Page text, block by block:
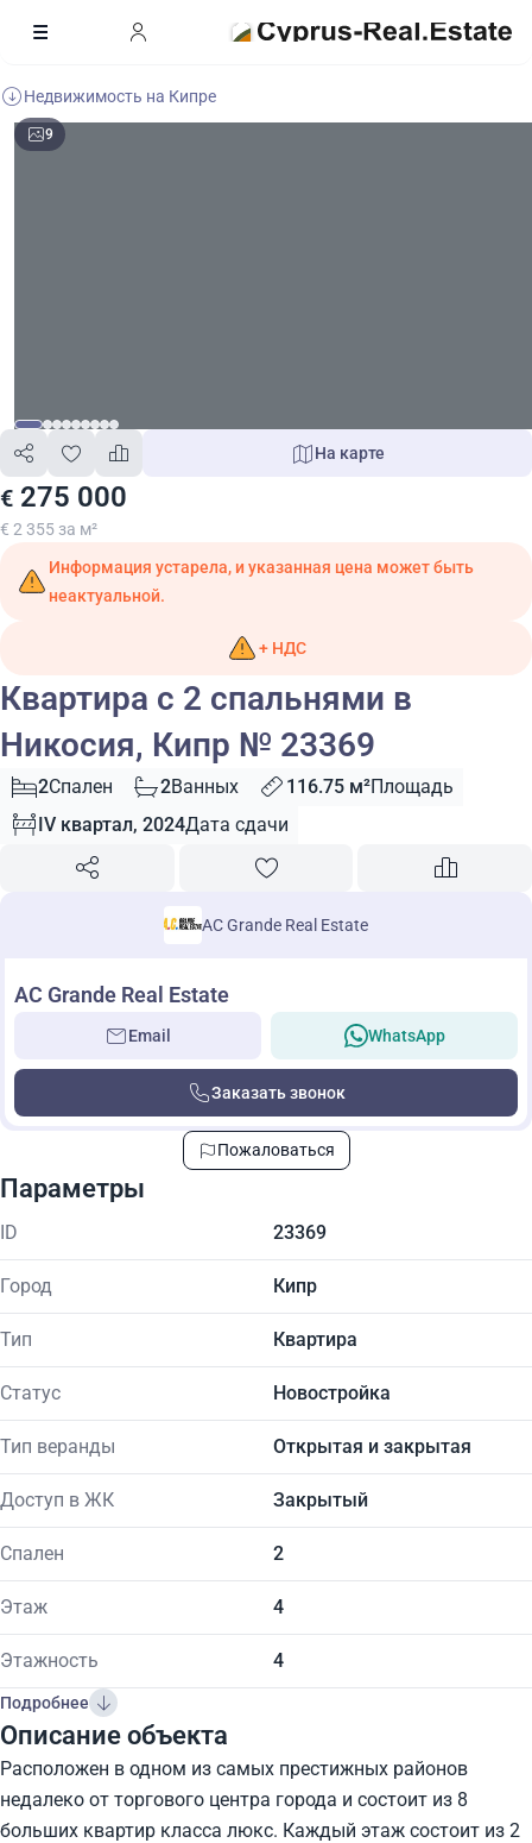
Недвижимость на Кипре
9
€ 275 000
€ 2 355 за м²
На карте
Информация устарела, и указанная цена может быть
неактуальной.
+ НДС
Квартира с 2 спальнями в
Никосия, Кипр № 23369
2Спален 2Ванных 116.75 м²Площадь
IV квартал, 2024Дата сдачи
AC Grande Real Estate
AC Grande Real Estate
Email WhatsApp
Заказать звонок
Пожаловаться
Параметры
ID 23369
Город Кипр
Тип Квартира
Статус Новостройка
Тип веранды Открытая и закрытая
Доступ в ЖК Закрытый
Спален 2
Этаж 4
Этажность 4
Подробнее
Описание объекта
Расположен в одном из самых престижных районов
недалеко от торгового центра города и состоит из 8
больших квартир класса люкс. Каждый этаж состоит из 2